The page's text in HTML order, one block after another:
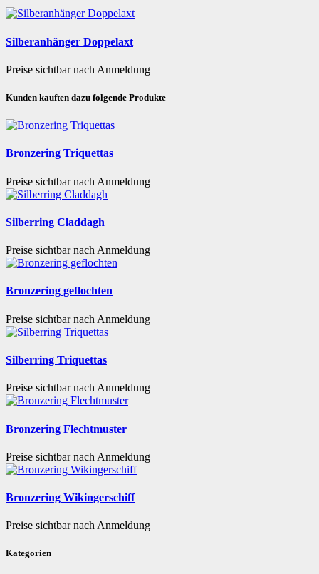
Silberanhänger Doppelaxt
Preise sichtbar nach Anmeldung
Kunden kauften dazu folgende Produkte
Bronzering Triquettas
Preise sichtbar nach Anmeldung
Silberring Claddagh
Preise sichtbar nach Anmeldung
Bronzering geflochten
Preise sichtbar nach Anmeldung
Silberring Triquettas
Preise sichtbar nach Anmeldung
Bronzering Flechtmuster
Preise sichtbar nach Anmeldung
Bronzering Wikingerschiff
Preise sichtbar nach Anmeldung
Kategorien